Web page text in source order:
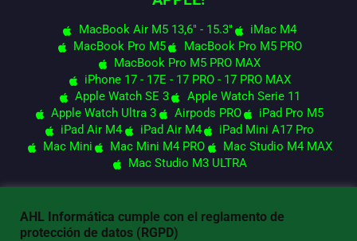
MacBook Air M5 13,6" - 15.3"
iMac M4
MacBook Pro M5
MacBook Pro M5 PRO
MacBook Pro M5 PRO MAX
iPhone 17 - 17E - 17 PRO - 17 PRO MAX
Apple Watch SE 3
Apple Watch Serie 11
Apple Watch Ultra 3
Airpods PRO
iPad Pro M5
iPad Air M4
iPad Air M4
iPad Mini A17 Pro
Mac Mini
Mac Mini M4 PRO
Mac Studio M4 MAX
Mac Studio M3 ULTRA
© 2026 AHL Informática
AHL Informática cumple con el reglamento de
protección de datos (RGPD)